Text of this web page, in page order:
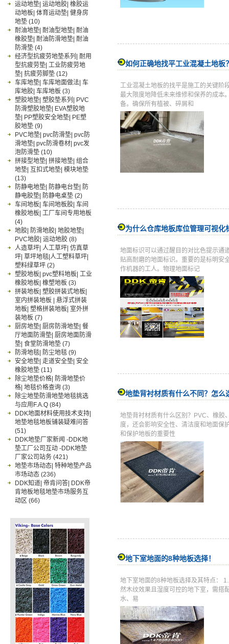
运动地垫| 运动地胶| 橡胶运
动地板| 体育运动垫| 健身房
地垫 (10)
耐油地垫| 耐油型地垫| 耐油
橡胶垫| 耐油防滑地垫| 耐油
防滑垫 (4)
经济型抗疲劳地垫系列| 耐用
型抗疲劳垫| 工业防疲劳地
垫| 抗疲劳脚垫 (12)
车库地垫| 车库地面做法| 车
库地胶| 车库地板 (3)
塑胶地垫| 塑胶垫系列| PVC
防滑塑胶地垫| EVA塑胶地
垫| PP塑胶安全地垫| PE塑
胶地垫 (9)
PVC地垫| pvc防滑垫| pvc防
滑地垫| pvc防滑卷材| pvc发
泡防滑垫 (10)
拼接型地垫| 拼接地垫| 组合
地垫| 互扣式地垫| 模块地垫
(13)
防静电地垫| 防静电台垫| 防
静电胶垫| 防静电桌垫 (2)
车间地板| 车间地板胶| 车间
橡胶地板| 工厂车间专用地板
(4)
地胶| 防滑地胶| 地胶地垫|
PVC地胶| 运动地胶 (8)
人造草坪| 人工草坪| 仿真草
坪| 草坪地毯|人工塑料草坪|
塑料绿草坪 (2)
塑胶地板| pvc塑料地板| 工业
橡胶地板| 橡塑地板 (3)
拼装地板| 塑胶拼装式地板|
室内拼装地板 | 悬浮式拼装
地板| 塑格拼装地板| 室外拼
装地板 (7)
厨房地垫| 厨房防滑地垫| 餐
厅地面防滑垫| 厨房地面防滑
垫| 食堂防滑地垫 (7)
防滑地毯| 防尘地毯 (9)
安全地垫| 走道安全垫| 安全
橡胶地垫 (11)
除尘地垫价格| 防滑地垫价
格| 地毯价格查询 (3)
除尘地垫防滑地垫地毯挑选
与应用F.A.Q (84)
DDK地面材料使用技术支持|
地垫地毯地板铺装疑难问答
(51)
DDK地垫厂家新闻 -DDK地
垫工厂公司互动 -DDK地垫
厂家公司站务 (421)
地垫市场动态| 特种地垫产品
市场动态 (236)
DDK知道| 帝肯问答| DDK帝
肯地板地毯地垫市场服务互
动区 (66)
如何正确地找平工业混凝土地板
工业混凝土地板的找平是施工的关键阶
最大限度地降低未来维修和保养的成本
备。确保所有植被、碎屑和
为什么仓库地板库位管理可视化
地面标识可以通过醒目的对比色提示通
贴高耐磨的地面标识。重要的是标明安
作机器的工人。物理地面标记
地垫背衬材质有什么不同？怎么
地垫背衬材质有什么区别？PVC、橡胶
度，还会影响安全性、清洁度和地面保
和保护地板的重要性
地下室地面的8种地板选择！
地下室地面的8种地板选择及其特点：
然木纹效果且湿度可控的地下室，需搭
水、易